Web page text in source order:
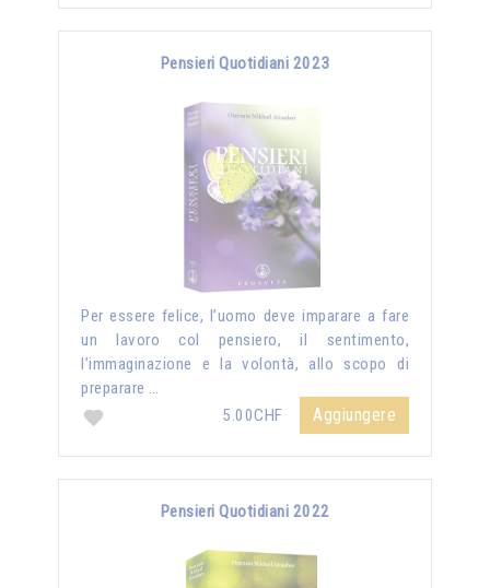
Pensieri Quotidiani 2023
Per essere felice, l’uomo deve imparare a fare
un lavoro col pensiero, il sentimento,
l’immaginazione e la volontà, allo scopo di
preparare …
5.00CHF
Aggiungere
Pensieri Quotidiani 2022